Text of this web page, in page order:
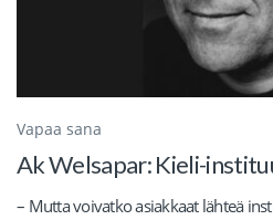
Vapaa sana
Ak Welsapar: Kieli-
– Mutta voivatko asiakkaat lähteä